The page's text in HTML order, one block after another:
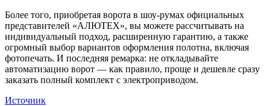
Более того, приобретая ворота в шоу-румах официальных
представителей «АЛЮТЕХ», вы можете рассчитывать на
индивидуальный подход, расширенную гарантию, а также
огромный выбор вариантов оформления полотна, включая
фотопечать. И последняя ремарка: не откладывайте
автоматизацию ворот — как правило, проще и дешевле сразу
заказать полный комплект с электроприводом.
Источник